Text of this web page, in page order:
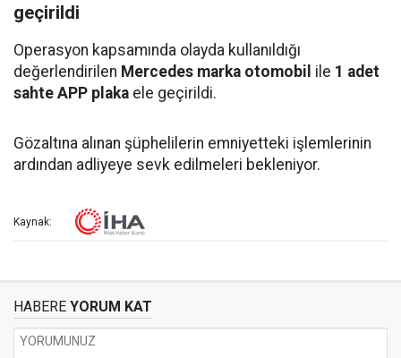
geçirildi
Operasyon kapsamında olayda kullanıldığı
değerlendirilen Mercedes marka otomobil ile 1 adet
sahte APP plaka ele geçirildi.
Gözaltına alınan şüphelilerin emniyetteki işlemlerinin
ardından adliyeye sevk edilmeleri bekleniyor.
Kaynak:
HABERE YORUM KAT